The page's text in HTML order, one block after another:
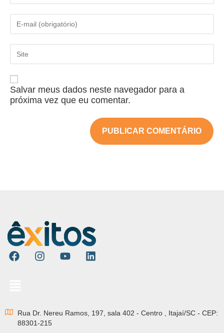
Salvar meus dados neste navegador para a
próxima vez que eu comentar.
Rua Dr. Nereu Ramos, 197, sala 402 - Centro , Itajaí/SC - CEP:
88301-215